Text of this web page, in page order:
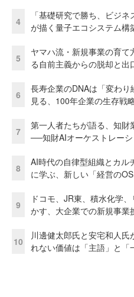
4
「基礎研究で勝ち、ビジ
が描く量子エコシステム構
5
ヤマハ流・新規事業の育て
る自前主義からの脱却と出
6
長寿企業のDNAは「変わ
見る、100年企業の生存戦
7
第一人者たちが語る、知財
──知財AIオーケストレー
8
AI時代の自律型組織とカ
に学ぶ、新しい「経営の
9
ドコモ、JR東、積水化学
かす、大企業での新規事業
10
川邊健太郎氏と安宅和人
れない価値は「主語」と「